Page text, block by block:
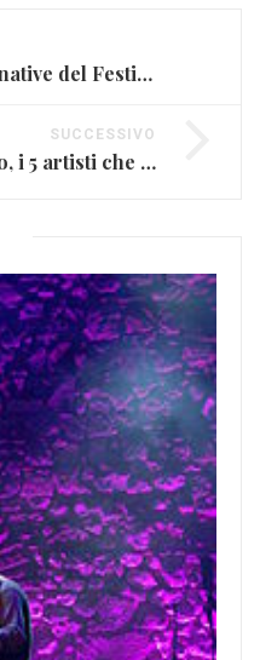
Le 10 canzoni alternative del Festival, Sanremo come non lo avete mai sentito (FOTO E VIDEO)
SUCCESSIVO
Addio gennaio nero, i 5 artisti che ci hanno lasciato (FOTO E VIDEO)